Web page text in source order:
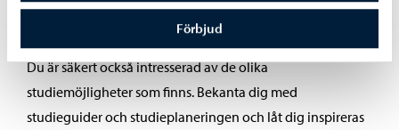
Förbjud
Du är säkert också intresserad av de olika
studiemöjligheter som finns. Bekanta dig med
studieguider och studieplaneringen och låt dig inspireras